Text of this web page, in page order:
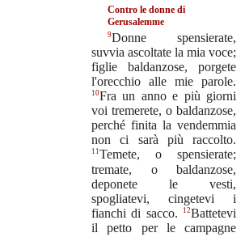
Contro le donne di
Gerusalemme
9Donne spensierate,
suvvia ascoltate la mia voce;
figlie baldanzose, porgete
l'orecchio alle mie parole.
10Fra un anno e più giorni
voi tremerete, o baldanzose,
perché finita la vendemmia
non ci sarà più raccolto.
11Temete, o spensierate;
tremate, o baldanzose,
deponete le vesti,
spogliatevi, cingetevi i
fianchi di sacco.
12Battetevi
il petto per le campagne